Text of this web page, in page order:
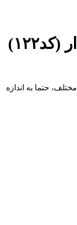
حتما به اندازه